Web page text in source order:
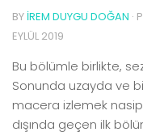
BY İREM DUYGU DOĞAN ·
EYLÜL 2019
Bu bölümle birlikte,
Sonunda uzayda ve
macera izlemek
dışında geçen ilk